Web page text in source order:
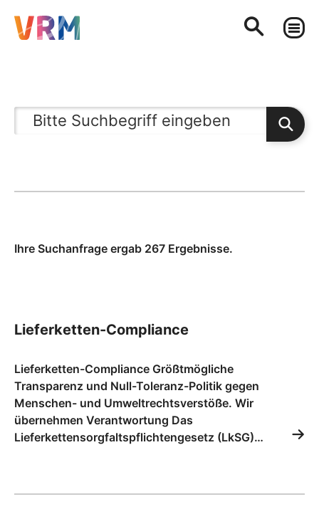
Ihre Suchanfrage ergab 267 Ergebnisse.
Lieferketten-Compliance
Lieferketten-Compliance Größtmögliche
Transparenz und Null-Toleranz-Politik gegen
Menschen- und Umweltrechtsverstöße. Wir
übernehmen Verantwortung Das
Lieferkettensorgfaltspflichtengesetz (LkSG)…